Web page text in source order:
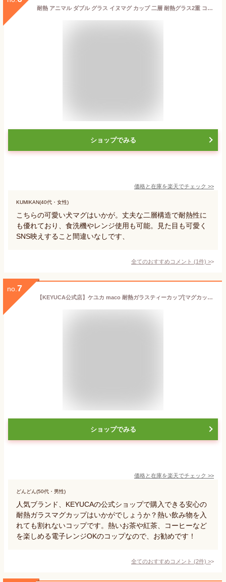
耐熱 アニマル ダブル グラス イヌマグ カップ 二層 耐熱グラス2重 コップ 結露しない インスタ 映えSNS ホット アイス デザート 電子レンジ食器洗浄機 ゼリー プリン コーヒー 紅茶ティー お茶 カフェ タピオカレモネード カフェオレ
ショップでみる
価格と在庫を楽天でチェック >>
KUMIKAN(40代・女性)
こちらの可愛い犬マグはいかが。丈夫な二層構造で耐熱性に
も優れており、食洗機やレンジ使用も可能。見た目も可愛く
SNS映えすること間違いなしです、
全てのおすすめコメント (1件) >
no. 7
【KEYUCA公式店】ケユカ maco 耐熱ガラスティーカップ[マグカップ コップ キッチン用品 電子レンジ対応 食洗器対応 無地 シンプル おしゃれ かわいい ガラスマグ ティーカップ 耐熱ガラス ガラスコップ カップ コーヒーカップ 耐熱コップ 耐熱カップ レンジ対応 食洗機対応]
ショップでみる
価格と在庫を楽天でチェック >>
どんどん(50代・男性)
人気ブランド、KEYUCAの公式ショップで購入できる安心の
耐熱ガラスマグカップはいかがでしょうか？熱い飲み物を入
れても割れないコップです。熱いお茶や紅茶、コーヒーなど
を楽しめる電子レンジOKのコップなので、お勧めです！
全てのおすすめコメント (2件) >